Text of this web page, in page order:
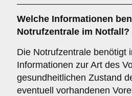
Welche Informationen
Notrufzentrale im Notfall?
Die Notrufzentrale benötigt
Informationen zur Art des
gesundheitlichen Zustand
eventuell vorhandenen